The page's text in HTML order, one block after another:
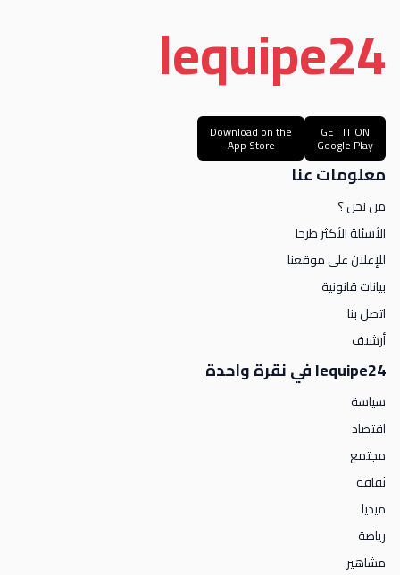
lequipe24
GET IT ON
Google Play
Download on the
App Store
معلومات عنا
من نحن ؟
الأسئلة الأكثر طرحا
للإعلان على موقعنا
بيانات قانونية
اتصل بنا
أرشيف
lequipe24 في نقرة واحدة
سياسة
اقتصاد
مجتمع
ثقافة
ميديا
رياضة
مشاهير